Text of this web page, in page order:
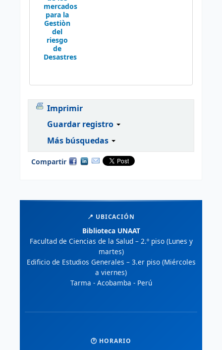
mercados
para la
Gestiòn
del
riesgo
de
Desastres
Imprimir
Guardar registro
Más búsquedas
Compartir
📍 UBICACIÓN
Biblioteca UNAAT
Facultad de Ciencias de la Salud – 2.º piso (Lunes y
martes)
Edificio de Estudios Generales – 3.er piso (Miércoles
a viernes)
Tarma - Acobamba - Perú
🕐 HORARIO